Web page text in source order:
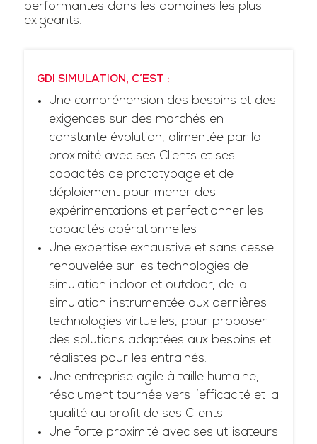
performantes dans les domaines les plus
exigeants.
GDI SIMULATION, C’EST :
Une compréhension des besoins et des
exigences sur des marchés en
constante évolution, alimentée par la
proximité avec ses Clients et ses
capacités de prototypage et de
déploiement pour mener des
expérimentations et perfectionner les
capacités opérationnelles ;
Une expertise exhaustive et sans cesse
renouvelée sur les technologies de
simulation indoor et outdoor, de la
simulation instrumentée aux dernières
technologies virtuelles, pour proposer
des solutions adaptées aux besoins et
réalistes pour les entrainés.
Une entreprise agile à taille humaine,
résolument tournée vers l’efficacité et la
qualité au profit de ses Clients.
Une forte proximité avec ses utilisateurs